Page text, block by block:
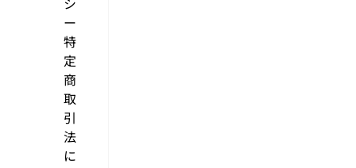
ー
特
定
商
取
引
法
に